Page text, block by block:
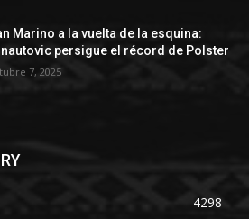
Marino a la vuelta de la esquina:
persigue el récord de Polster
7, 2025
4298